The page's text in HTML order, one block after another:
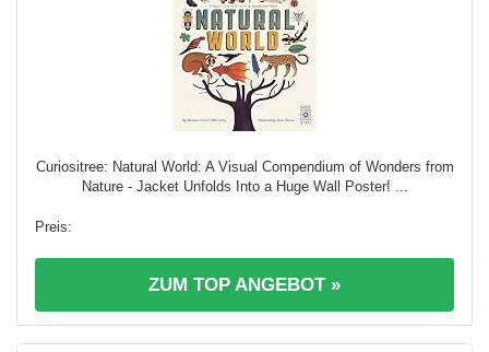
Curiositree: Natural World: A Visual Compendium of Wonders from
Nature - Jacket Unfolds Into a Huge Wall Poster! ...
ZUM TOP ANGEBOT »